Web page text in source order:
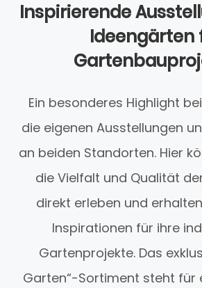
Inspirierende
Ideengärten
Ein besonderes Highlight
die eigenen Ausstellungen
an beiden Standorten. Hier
die Vielfalt und Qualität
direkt erleben und
Inspirationen für ihre
Gartenprojekte. Das
Garten“-Sortiment steht für